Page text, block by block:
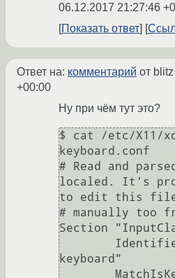
06.12.2017 21:27:46
Показать ответ
Ответ на: комментарий от blitz
+00:00
Ну при чём тут это?
$ cat /etc/X11/
keyboard.conf
# Read and
localed. It's
to edit this
# manually too
Section
keyboard"